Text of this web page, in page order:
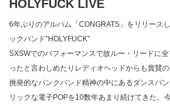
HOLYFUCK LIVE
6年ぶりのアルバム「CONGRATS」をリリース
ックバンド”HOLYFUCK”
SXSWでのパフォーマンスで故ルー・リードに
ったと言わしめたりレディオヘッドからも賞賛の
挑発的なパンクバンド精神の中にあるダンスパ
リックな電子POPを10数年あまり続けてきた。